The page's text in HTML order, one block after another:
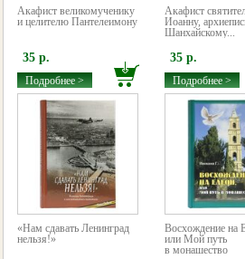
Акафист великомученику
и целителю Пантелеимону
35 р.
Подробнее >
Акафист
Иоанну,
Шанхайскому...
35 р.
Подробнее >
«Нам сдавать Ленинград
нельзя!»
Восхождение на
или Мой путь
в монашество